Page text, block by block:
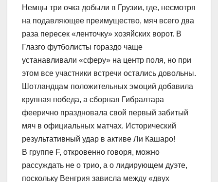
Немцы три очка добыли в Грузии, где, несмотря
на подавляющее преимущество, мяч всего два
раза пересек «ленточку» хозяйских ворот. В
Глазго футболисты гораздо чаще
устанавливали «сферу» на центр поля, но при
этом все участники встречи остались довольны.
Шотландцам положительных эмоций добавила
крупная победа, а сборная Гибралтара
феерично праздновала свой первый забитый
мяч в официальных матчах. Исторический
результативный удар в активе Ли Кашаро!
В группе F, откровенно говоря, можно
рассуждать не о трио, а о лидирующем дуэте,
поскольку Венгрия зависла между «двух